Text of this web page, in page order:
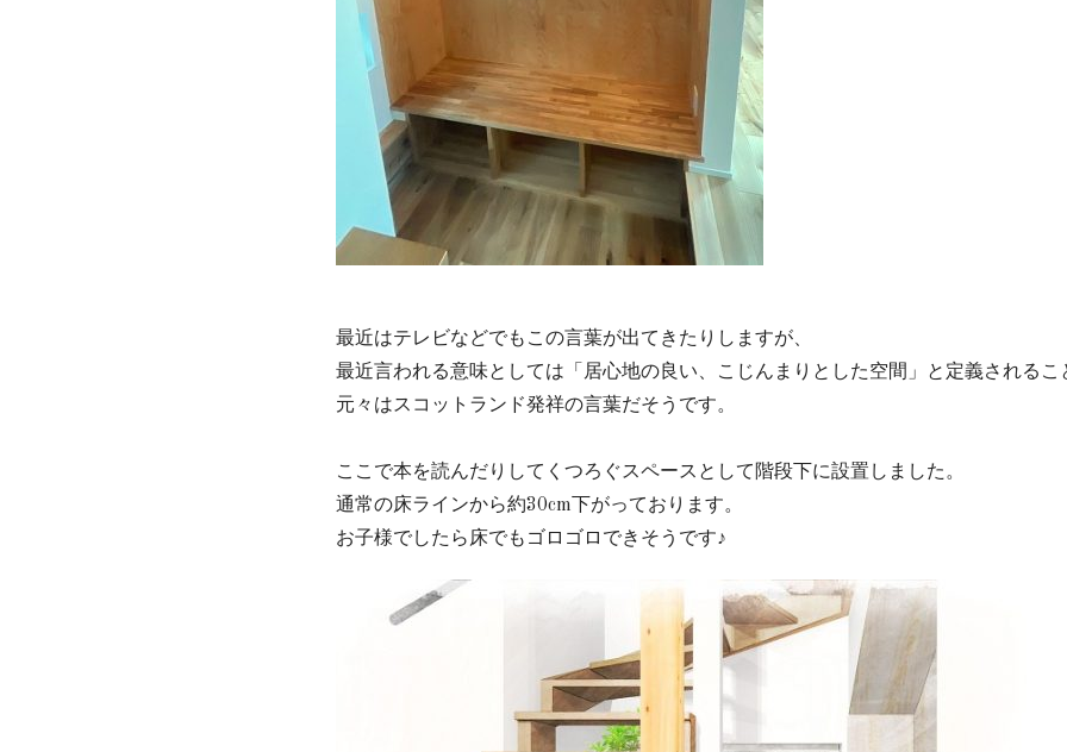
最近はテレビなどでもこの言葉が出てきたりしますが、
最近言われる意味としては「居心地の良い、こじんまりとした空間」と定義されるこ
元々はスコットランド発祥の言葉だそうです。
ここで本を読んだりしてくつろぐスペースとして階段下に設置しました。
通常の床ラインから約30cm下がっております。
お子様でしたら床でもゴロゴロできそうです♪